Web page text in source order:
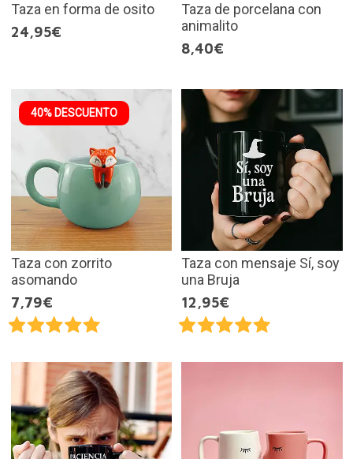
Taza en forma de osito
24,95€
Taza de porcelana con
animalito
8,40€
40% DESCUENTO
Taza con zorrito
asomando
7,79€
Taza con mensaje Sí, soy
una Bruja
12,95€